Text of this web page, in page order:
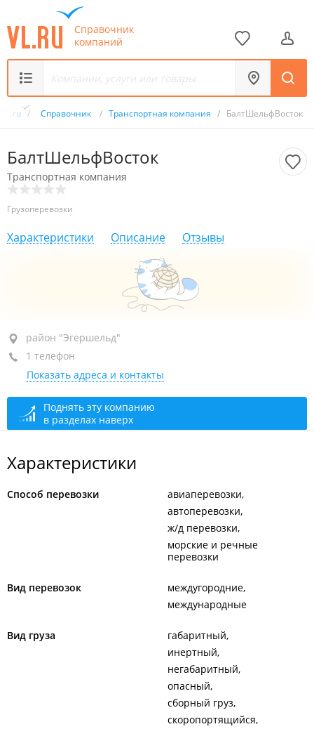
Справочник
компаний
VL.ru / Справочник / Транспортная компания / БалтШельфВосток
БалтШельфВосток
Транспортная компания
Грузоперевозки
Характеристики Описание Отзывы
район "Эгершельд", ул. Верхнепортовая, 38
"Концерт Холл", 1-й этаж, оф. 116А
+7 902 556-63-67
закрыто, откроется в 09:00
район "Эгершельд"
1 телефон
Показать адреса и контакты
Поднять эту компанию
в разделах наверх
Характеристики
Способ перевозки
авиаперевозки
автоперевозки
ж/д перевозки
морские и речные
перевозки
Вид перевозок
междугородние
международные
Вид груза
габаритный
инертный
негабаритный
опасный
сборный груз
скоропортящийся